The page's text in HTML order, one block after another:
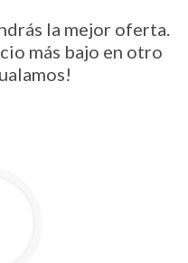
la mejor oferta.
más bajo en otro